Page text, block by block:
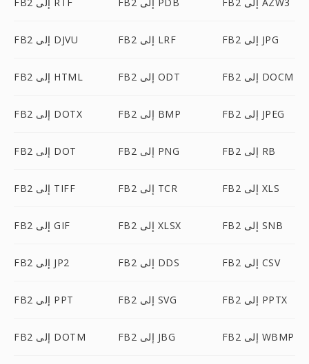
FB2 إلى DJVU FB2 إلى LRF FB2 إلى JPG
FB2 إلى HTML FB2 إلى ODT FB2 إلى DOCM
FB2 إلى DOTX FB2 إلى BMP FB2 إلى JPEG
FB2 إلى DOT FB2 إلى PNG FB2 إلى RB
FB2 إلى TIFF FB2 إلى TCR FB2 إلى XLS
FB2 إلى GIF FB2 إلى XLSX FB2 إلى SNB
FB2 إلى JP2 FB2 إلى DDS FB2 إلى CSV
FB2 إلى PPT FB2 إلى SVG FB2 إلى PPTX
FB2 إلى DOTM FB2 إلى JBG FB2 إلى WBMP